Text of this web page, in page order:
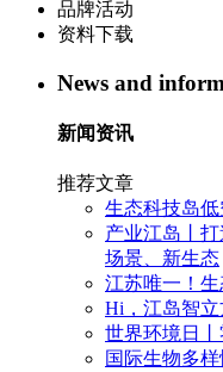
品牌活动
资料下载
News and
新闻资讯
推荐文章
生态科技岛
产业江岛丨
场景、新生态
江苏唯一！
Hi，江岛智
世界环境日丨
国际生物多